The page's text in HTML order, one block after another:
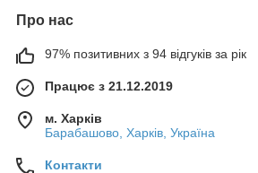
Про нас
97% позитивних з 94 відгуків за рік
Працює з 21.12.2019
м. Харків
Барабашово, Харків, Україна
Контакти